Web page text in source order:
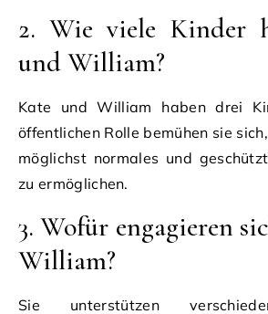
2. Wie viele Kinder
und William?
Kate und William haben drei
öffentlichen Rolle bemühen sie
möglichst normales und
zu ermöglichen.
3. Wofür engagieren
William?
Sie unterstützen